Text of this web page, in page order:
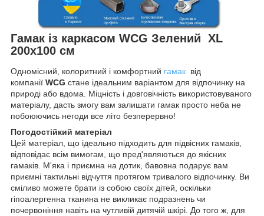
Гамак із каркасом WCG Зелений XL
200x100 см
Одномісний, колоритний і комфортний гамак від
компанії WCG стане ідеальним варіантом для відпочинку на
природі або вдома. Міцність і довговічність використовуваного
матеріалу, дасть змогу вам залишати гамак просто неба не
побоюючись негоди все літо безперервно!
Погодостійкий матеріал
Цей матеріал, що ідеально підходить для підвісних гамаків,
відповідає всім вимогам, що пред'являються до якісних
гамаків. М'яка і приємна на дотик, бавовна подарує вам
приємні тактильні відчуття протягом тривалого відпочинку. Ви
сміливо можете брати із собою своїх дітей, оскільки
гіпоалергенна тканина не викликає подразнень чи
почервоніння навіть на чутливій дитячій шкірі. До того ж, для